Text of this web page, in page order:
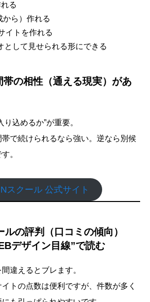
る
から）作れる
イトを作れる
として見せられる形にできる
帯の相性（通える現実）があ
込めるか”が重要。
で続けられるなら強い。逆なら別候
。
スクール 公式サイト
ルの評判（口コミの傾向）
デザイン目線”で読む
違えるとブレます。
トの点数は便利ですが、件数が多く